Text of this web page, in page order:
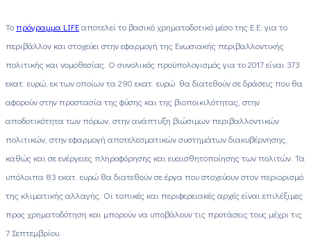
Τοπρόγραμμα LIFEαποτελεί το βασικό χρηματοδοτικό μέσο της Ε.Ε. για το
περιβάλλον και στοχεύει στην εφαρμογή της Ενωσιακής περιβαλλοντικής
πολιτικής και νομοθεσίας. Ο συνολικός προϋπολογισμός για το 2017 είναι 373
εκατ. ευρώ, εκ των οποίων τα 290 εκατ. ευρώ θα διατεθούν σε δράσεις που θα
αφορούν στην προστασία της φύσης και της βιοποικιλότητας, στην
αποδοτικότητα των πόρων, στην ανάπτυξη βιώσιμων περιβαλλοντικών
πολιτικών, στην εφαρμογή αποτελεσματικών συστημάτων διακυβέρνησης,
καθώς και σε ενέργειες πληροφόρησης και ευαισθητοποίησης των πολιτών. Τα
υπόλοιπα 83 εκατ. ευρώ θα διατεθούν σε έργα που στοχεύουν στον περιορισμό
της κλιματικής αλλαγής. Οι τοπικές και περιφερειακές αρχές είναι επιλέξιμες
προς χρηματοδότηση και μπορούν να υποβάλουν τις προτάσεις τους μέχρι τις
7 Σεπτεμβρίου.